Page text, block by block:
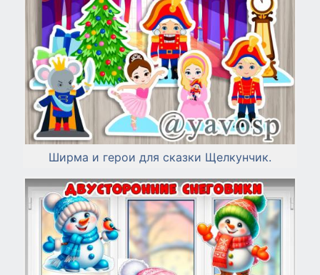
Ширма и герои для сказки Щелкунчик.